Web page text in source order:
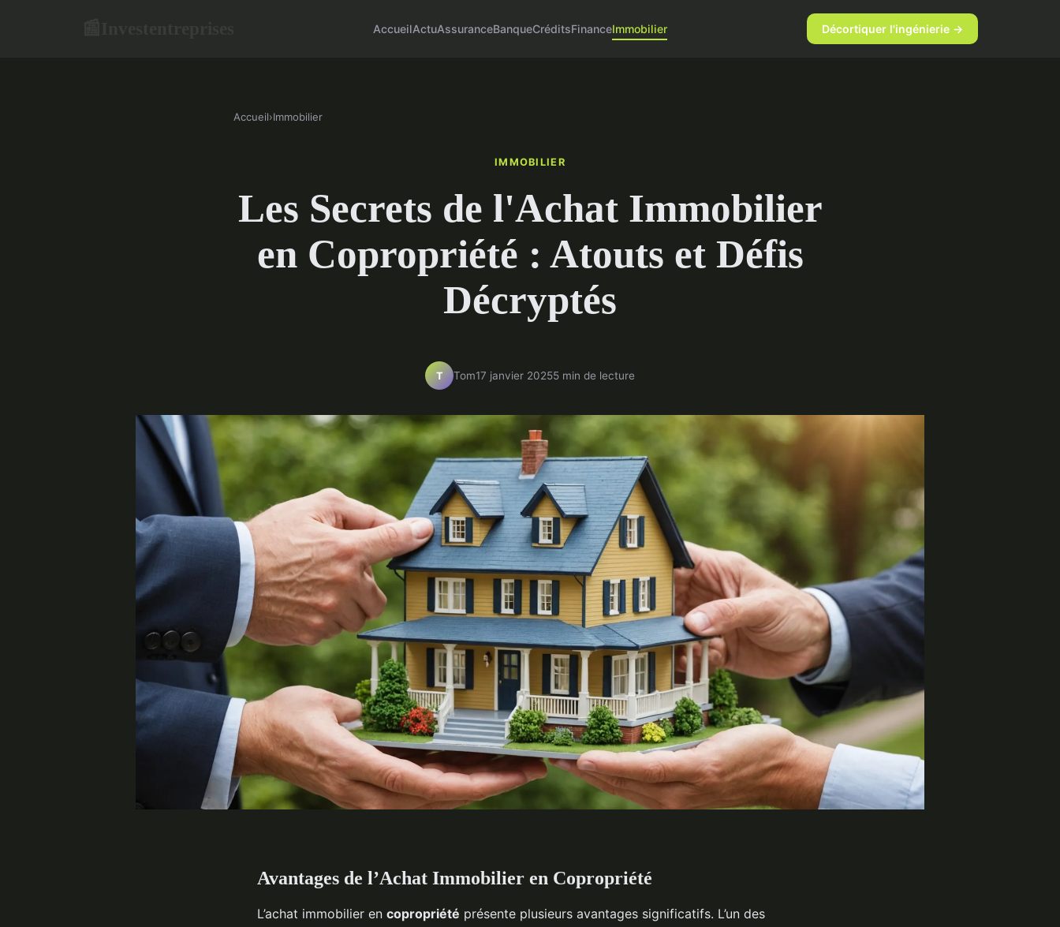
AccueilActuAssuranceBanqueCréditsFinanceImmobilier Décortiquer l'ingénierie →
Accueil›Immobilier
IMMOBILIER
Les Secrets de l'Achat Immobilier
en Copropriété : Atouts et Défis
Décryptés
T Tom17 janvier 20255 min de lecture
Avantages de l’Achat Immobilier en Copropriété
L’achat immobilier en copropriété présente plusieurs avantages significatifs. L’un des